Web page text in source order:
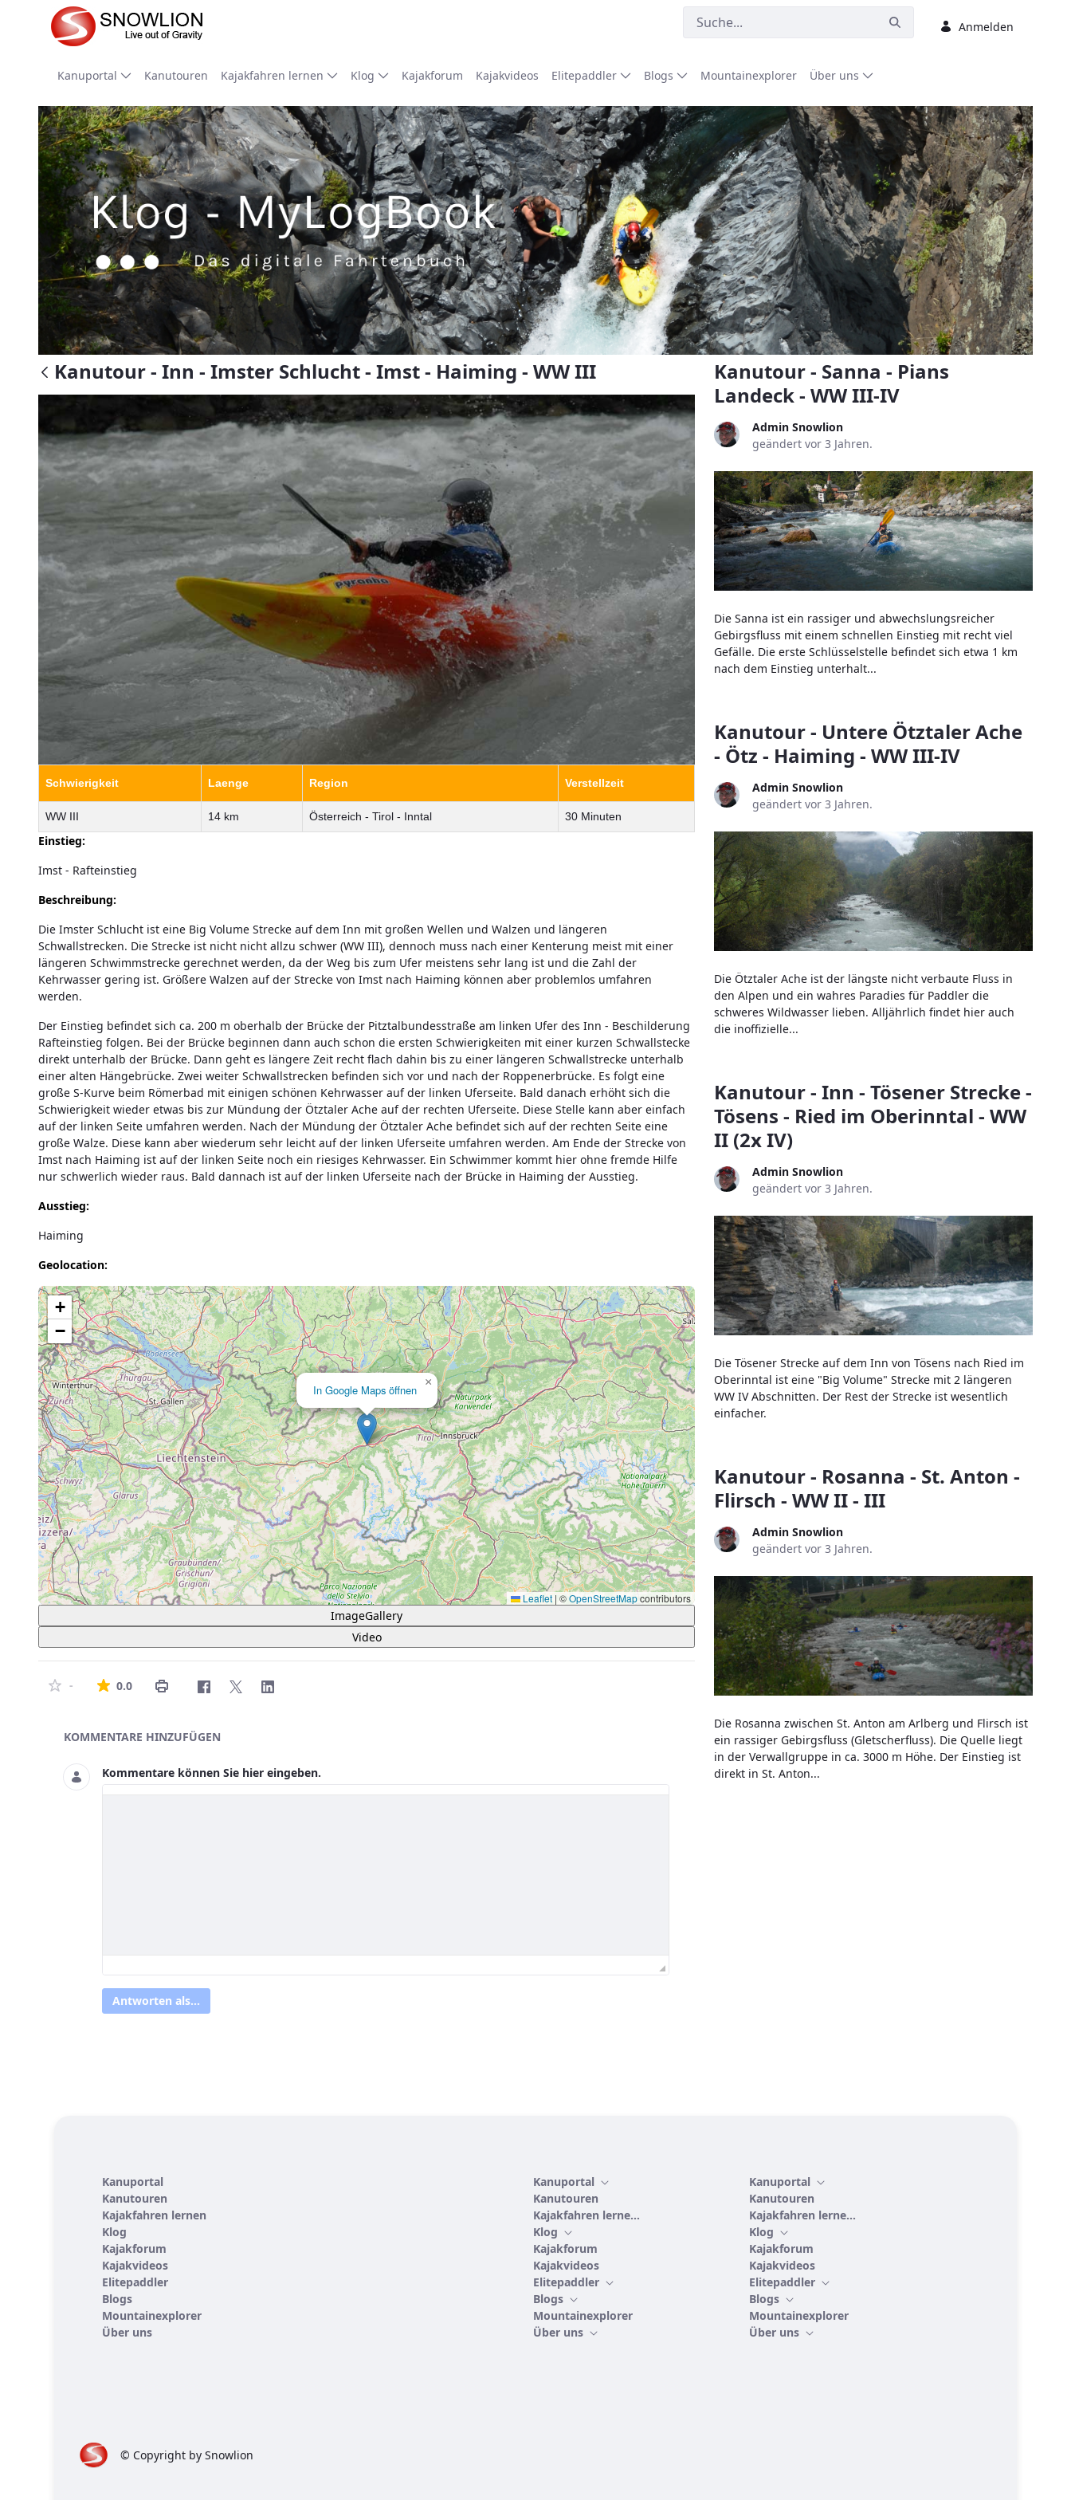
Zum Hauptinhalt springen
Anmelden
Kanuportal Kanutouren Kajakfahren lernen Klog Kajakforum Kajakvideos Elitepaddler Blogs Mountainexplorer Über uns
Kanutour - Inn - Imster Schlucht - Imst - Haiming - WW III
Schwierigkeit Laenge Region Verstellzeit
WW III 14 km Österreich - Tirol - Inntal 30 Minuten
Einstieg:
Imst - Rafteinstieg
Beschreibung:
Die Imster Schlucht ist eine Big Volume Strecke auf dem Inn mit großen Wellen und Walzen und längeren
Schwallstrecken. Die Strecke ist nicht nicht allzu schwer (WW III), dennoch muss nach einer Kenterung meist mit einer
längeren Schwimmstrecke gerechnet werden, da der Weg bis zum Ufer meistens sehr lang ist und die Zahl der
Kehrwasser gering ist. Größere Walzen auf der Strecke von Imst nach Haiming können aber problemlos umfahren
werden.
Der Einstieg befindet sich ca. 200 m oberhalb der Brücke der Pitztalbundesstraße am linken Ufer des Inn - Beschilderung
Rafteinstieg folgen. Bei der Brücke beginnen dann auch schon die ersten Schwierigkeiten mit einer kurzen Schwallstecke
direkt unterhalb der Brücke. Dann geht es längere Zeit recht flach dahin bis zu einer längeren Schwallstrecke unterhalb
einer alten Hängebrücke. Zwei weiter Schwallstrecken befinden sich vor und nach der Roppenerbrücke. Es folgt eine
große S-Kurve beim Römerbad mit einigen schönen Kehrwasser auf der linken Uferseite. Bald danach erhöht sich die
Schwierigkeit wieder etwas bis zur Mündung der Ötztaler Ache auf der rechten Uferseite. Diese Stelle kann aber einfach
auf der linken Seite umfahren werden. Nach der Mündung der Ötztaler Ache befindet sich auf der rechten Seite eine
große Walze. Diese kann aber wiederum sehr leicht auf der linken Uferseite umfahren werden. Am Ende der Strecke von
Imst nach Haiming ist auf der linken Seite noch ein riesiges Kehrwasser. Ein Schwimmer kommt hier ohne fremde Hilfe
nur schwerlich wieder raus. Bald dannach ist auf der linken Uferseite nach der Brücke in Haiming der Ausstieg.
Ausstieg:
Haiming
Geolocation:
Lade Karte...
In Google Maps öffnen
×
+
−
Leaflet | ©OpenStreetMapcontributors
ImageGallery
Video
- 0.0Die durchschnittliche Bewertung ist 0 von 5 Sternen.
Asset-Herausgeber
KOMMENTARE HINZUFÜGEN
Kommentare können Sie hier eingeben.
Antworten als...
Kanutour - Sanna - Pians
Landeck - WW III-IV
Admin Snowlion
geändert vor 3 Jahren.
Die Sanna ist ein rassiger und abwechslungsreicher
Gebirgsfluss mit einem schnellen Einstieg mit recht viel
Gefälle. Die erste Schlüsselstelle befindet sich etwa 1 km
nach dem Einstieg unterhalt...
Kanutour - Untere Ötztaler Ache
- Ötz - Haiming - WW III-IV
Admin Snowlion
geändert vor 3 Jahren.
Die Ötztaler Ache ist der längste nicht verbaute Fluss in
den Alpen und ein wahres Paradies für Paddler die
schweres Wildwasser lieben. Alljährlich findet hier auch
die inoffizielle...
Kanutour - Inn - Tösener Strecke -
Tösens - Ried im Oberinntal - WW
II (2x IV)
Admin Snowlion
geändert vor 3 Jahren.
Die Tösener Strecke auf dem Inn von Tösens nach Ried im
Oberinntal ist eine "Big Volume" Strecke mit 2 längeren
WW IV Abschnitten. Der Rest der Strecke ist wesentlich
einfacher.
Kanutour - Rosanna - St. Anton -
Flirsch - WW II - III
Admin Snowlion
geändert vor 3 Jahren.
Die Rosanna zwischen St. Anton am Arlberg und Flirsch ist
ein rassiger Gebirgsfluss (Gletscherfluss). Die Quelle liegt
in der Verwallgruppe in ca. 3000 m Höhe. Der Einstieg ist
direkt in St. Anton...
Kanuportal
Kanutouren
Kajakfahren lernen
Klog
Kajakforum
Kajakvideos
Elitepaddler
Blogs
Mountainexplorer
Über uns
Kanuportal
Kanutouren
Kajakfahren lernen
Klog
Kajakforum
Kajakvideos
Elitepaddler
Blogs
Mountainexplorer
Über uns
Kanuportal
Kanutouren
Kajakfahren lernen
Klog
Kajakforum
Kajakvideos
Elitepaddler
Blogs
Mountainexplorer
Über uns
© Copyright by Snowlion